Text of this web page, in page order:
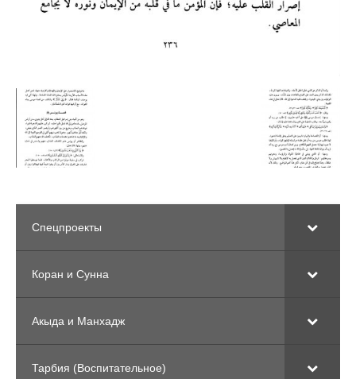
Спецпроекты
Коран и Сунна
Акыда и Манхадж
Тарбия (Воспитательное)